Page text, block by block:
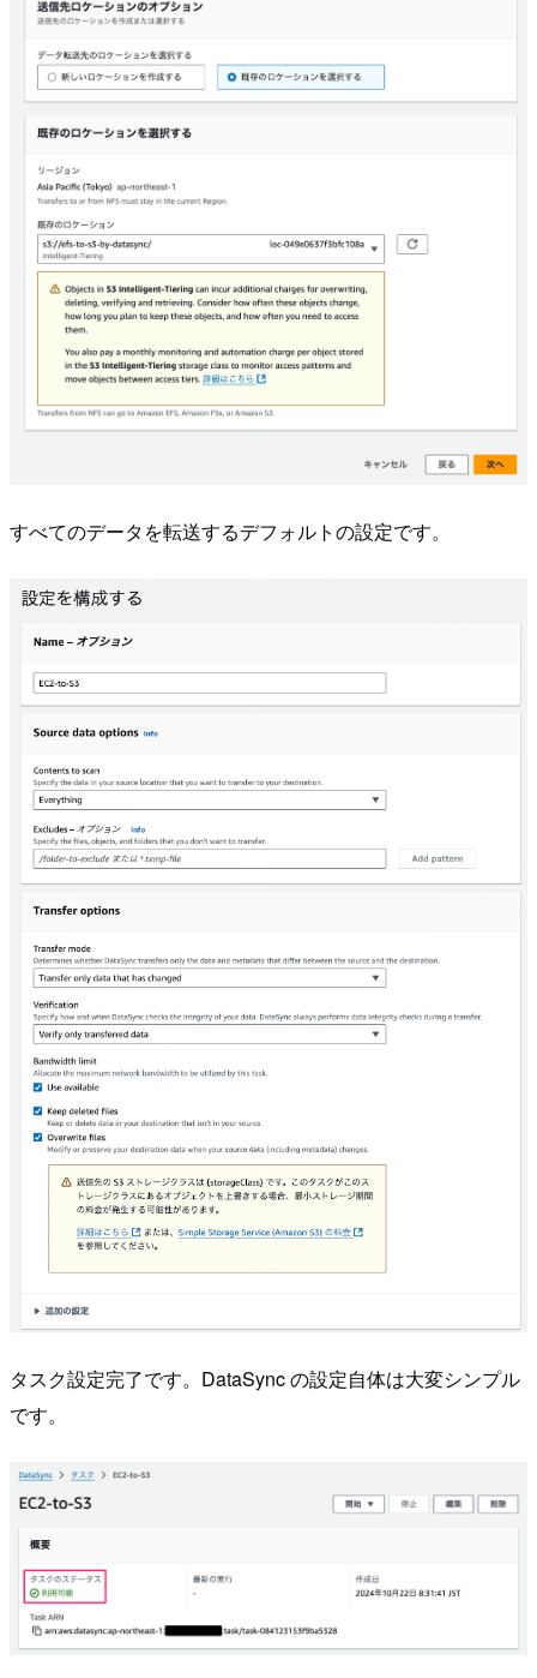
すべてのデータを転送するデフォルトの設定です。
タスク設定完了です。DataSync の設定自体は大変シンプル
です。